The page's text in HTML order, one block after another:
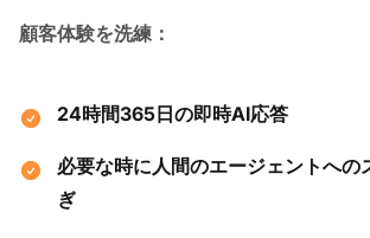
顧客体験を洗練：
24時間365日の即時AI応答
必要な時に人間のエージェントへの
ぎ